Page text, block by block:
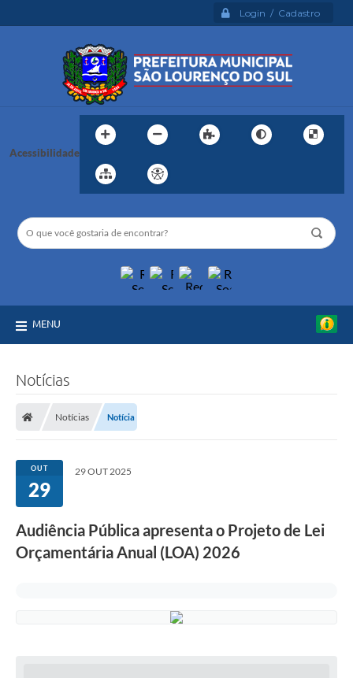
Login / Cadastro
Acessibilidade
MENU
Notícias
Notícias Notícia
OUT
29
29 OUT 2025
Audiência Pública apresenta o Projeto de Lei
Orçamentária Anual (LOA) 2026